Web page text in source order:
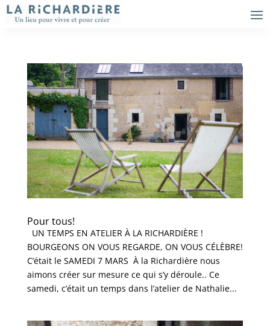
Pour tous!
UN TEMPS EN ATELIER À LA RICHARDIÈRE !
BOURGEONS ON VOUS REGARDE, ON VOUS CÉLÈBRE!
C’était le SAMEDI 7 MARS À la Richardière nous
aimons créer sur mesure ce qui s’y déroule.. Ce
samedi, c’était un temps dans l’atelier de Nathalie...